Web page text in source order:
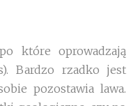
które oprowadzają
Bardzo rzadko jest
pozostawia lawa.